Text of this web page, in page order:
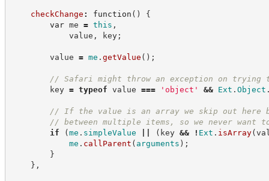
checkChange : function ( )
{
var me = this ,
value , key;
value = me . getValue ( ) ;
// Safari might throw an exception on trying
key = typeof value === ' object ' && Ext . Object
// If the value is an array we skip out here
// between multiple items, so we never want
if
(me . simpleValue ( key && ! Ext . isArray(
me . callParent ( arguments ) ;
}
} ,